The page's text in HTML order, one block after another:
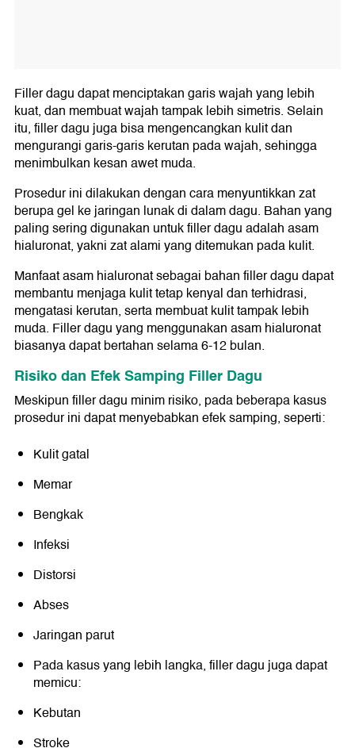
Filler dagu dapat menciptakan garis wajah yang lebih
kuat, dan membuat wajah tampak lebih simetris. Selain
itu, filler dagu juga bisa mengencangkan kulit dan
mengurangi garis-garis kerutan pada wajah, sehingga
menimbulkan kesan awet muda.
Prosedur ini dilakukan dengan cara menyuntikkan zat
berupa gel ke jaringan lunak di dalam dagu. Bahan yang
paling sering digunakan untuk filler dagu adalah asam
hialuronat, yakni zat alami yang ditemukan pada kulit.
Manfaat asam hialuronat sebagai bahan filler dagu dapat
membantu menjaga kulit tetap kenyal dan terhidrasi,
mengatasi kerutan, serta membuat kulit tampak lebih
muda. Filler dagu yang menggunakan asam hialuronat
biasanya dapat bertahan selama 6-12 bulan.
Risiko dan Efek Samping Filler Dagu
Meskipun filler dagu minim risiko, pada beberapa kasus
prosedur ini dapat menyebabkan efek samping, seperti:
Kulit gatal
Memar
Bengkak
Infeksi
Distorsi
Abses
Jaringan parut
Pada kasus yang lebih langka, filler dagu juga dapat
memicu:
Kebutan
Stroke